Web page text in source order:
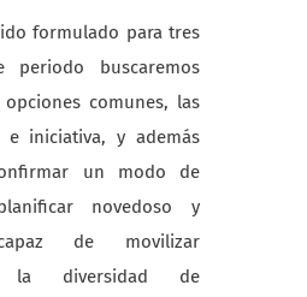
formulado para tres
periodo buscaremos
comunes, las
iniciativa, y además
un modo de
novedoso y
de movilizar
la diversidad de